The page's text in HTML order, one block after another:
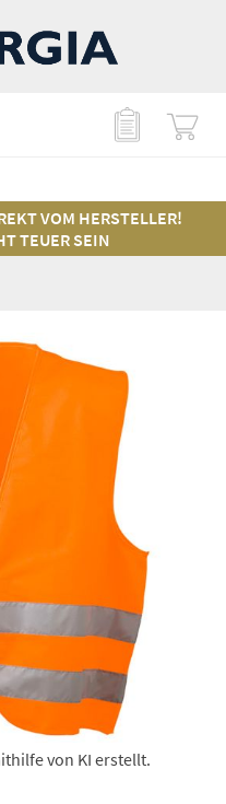
VOM HERSTELLER!
TEUER SEIN
von KI erstellt.